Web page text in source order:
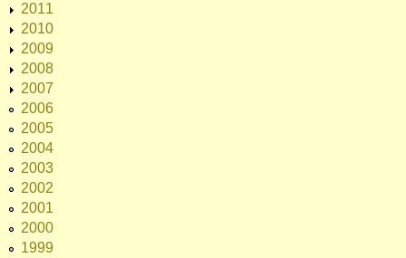
2011
2010
2009
2008
2007
2006
2005
2004
2003
2002
2001
2000
1999